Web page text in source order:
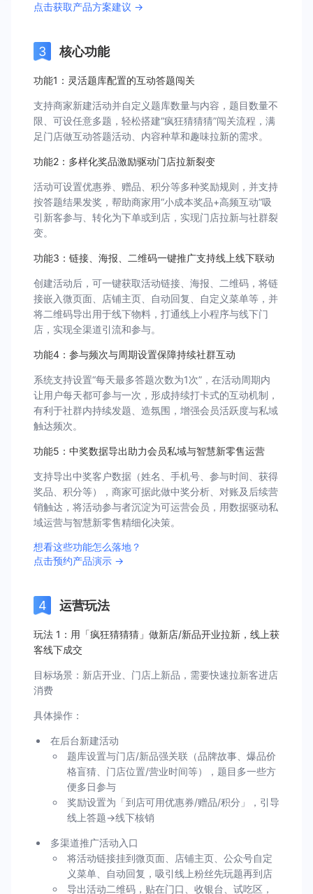
点击获取产品方案建议 →
核心功能
功能1：灵活题库配置的互动答题闯关
支持商家新建活动并自定义题库数量与内容，题目数量不
限、可设任意多题，轻松搭建“疯狂猜猜猜”闯关流程，满
足门店做互动答题活动、内容种草和趣味拉新的需求。
功能2：多样化奖品激励驱动门店拉新裂变
活动可设置优惠券、赠品、积分等多种奖励规则，并支持
按答题结果发奖，帮助商家用“小成本奖品+高频互动”吸
引新客参与、转化为下单或到店，实现门店拉新与社群裂
变。
功能3：链接、海报、二维码一键推广支持线上线下联动
创建活动后，可一键获取活动链接、海报、二维码，将链
接嵌入微页面、店铺主页、自动回复、自定义菜单等，并
将二维码导出用于线下物料，打通线上小程序与线下门
店，实现全渠道引流和参与。
功能4：参与频次与周期设置保障持续社群互动
系统支持设置“每天最多答题次数为1次”，在活动周期内
让用户每天都可参与一次，形成持续打卡式的互动机制，
有利于社群内持续发题、造氛围，增强会员活跃度与私域
触达频次。
功能5：中奖数据导出助力会员私域与智慧新零售运营
支持导出中奖客户数据（姓名、手机号、参与时间、获得
奖品、积分等），商家可据此做中奖分析、对账及后续营
销触达，将活动参与者沉淀为可运营会员，用数据驱动私
域运营与智慧新零售精细化决策。
想看这些功能怎么落地？
点击预约产品演示 →
运营玩法
玩法 1：用「疯狂猜猜猜」做新店/新品开业拉新，线上获
客线下成交
目标场景：新店开业、门店上新品，需要快速拉新客进店
消费
具体操作：
在后台新建活动
题库设置与门店/新品强关联（品牌故事、爆品价
格盲猜、门店位置/营业时间等），题目多一些方
便多日参与
奖励设置为「到店可用优惠券/赠品/积分」，引导
线上答题→线下核销
多渠道推广活动入口
将活动链接挂到微页面、店铺主页、公众号自定
义菜单、自动回复，吸引线上粉丝先玩题再到店
导出活动二维码，贴在门口、收银台、试吃区，